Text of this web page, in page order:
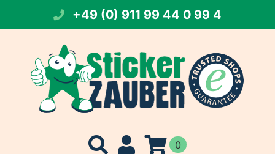
springen
+49 (0) 911 99 44 0 99 4
0